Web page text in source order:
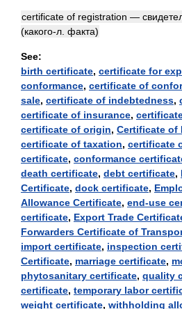
certificate of registration —
(какого-л. факта)
See:
birth certificate, certificate for
conformance, certificate of
sale, certificate of indebtedness,
certificate of insurance,
certificate of origin, Certificate of
certificate of taxation, certificate
certificate, conformance
death certificate, debt certificate,
Certificate, dock certificate,
Allowance Certificate, end-use
certificate, Export Trade
Forwarders Certificate of
import certificate, inspection
Certificate, marriage certificate,
phytosanitary certificate, quality
certificate, temporary labor
weight certificate, withholding